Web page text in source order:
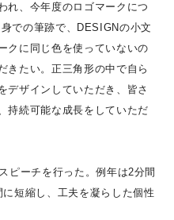
れ、今年度のロゴマークにつ
での筆跡で、DESIGNの小文
クに同じ色を使っていないの
きたい。正三角形の中で自ら
デザインしていただき、皆さ
持続可能な成長をしていただ
ピーチを行った。例年は2分間
短縮し、工夫を凝らした個性